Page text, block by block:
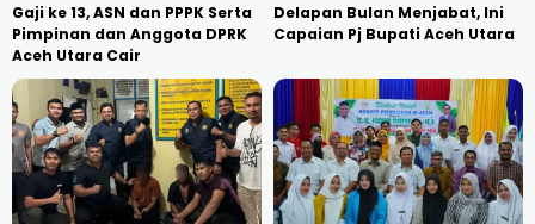
Gaji ke 13, ASN dan PPPK Serta
Pimpinan dan Anggota DPRK
Aceh Utara Cair
Delapan Bulan Menjabat, Ini
Capaian Pj Bupati Aceh Utara